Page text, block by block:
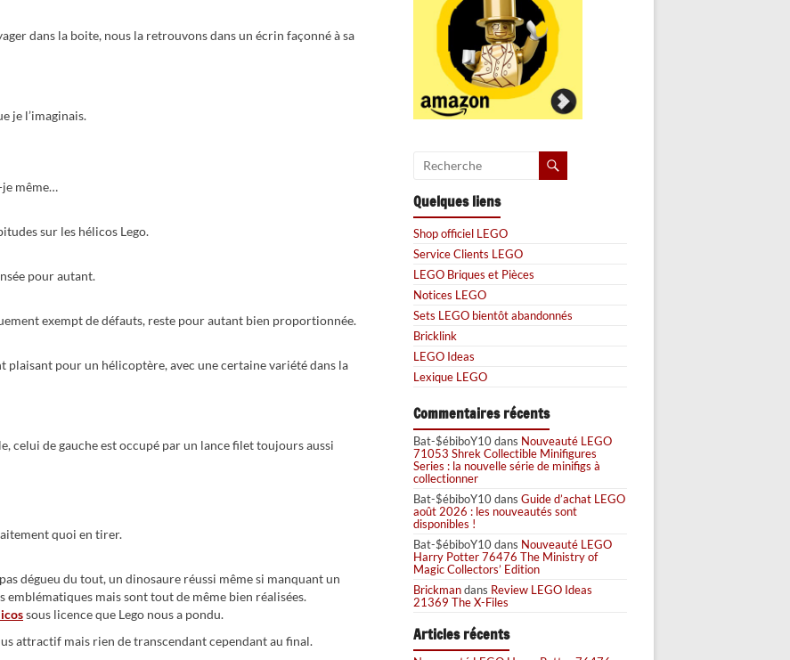
dans la boite, nous la retrouvons dans un écrin façonné à sa
je l’imaginais.
je même…
sur les hélicos Lego.
pour autant.
exempt de défauts, reste pour autant bien proportionnée.
plaisant pour un hélicoptère, avec une certaine variété dans la
celui de gauche est occupé par un lance filet toujours aussi
quoi en tirer.
dégueu du tout, un dinosaure réussi même si manquant un
emblématiques mais sont tout de même bien réalisées.
sous licence que Lego nous a pondu.
attractif mais rien de transcendant cependant au final.
Quelques liens
Shop officiel LEGO
Service Clients LEGO
LEGO Briques et Pièces
Notices LEGO
Sets LEGO bientôt abandonnés
Bricklink
LEGO Ideas
Lexique LEGO
Commentaires récents
Bat-$ébiboY10dans Nouveauté LEGO
71053 Shrek Collectible Minifigures
Series : la nouvelle série de minifigs à
collectionner
Bat-$ébiboY10dans Guide d’achat LEGO
août 2026 : les nouveautés sont
disponibles !
Bat-$ébiboY10dans Nouveauté LEGO
Harry Potter 76476 The Ministry of
Magic Collectors’ Edition
Brickmandans Review LEGO Ideas
21369 The X-Files
Articles récents